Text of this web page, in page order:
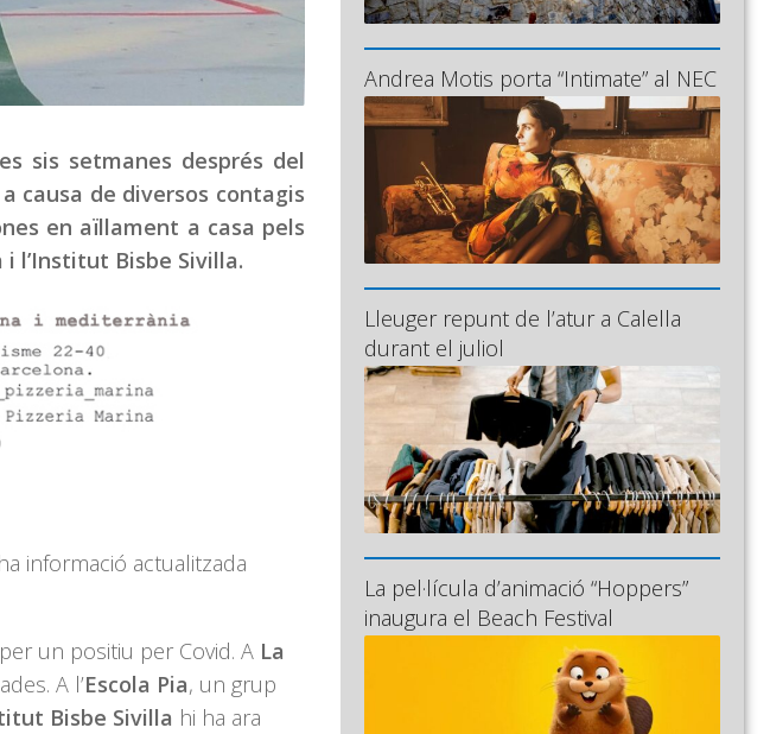
sis setmanes després del
causa de diversos contagis
en aïllament a casa pels
i l’Institut Bisbe Sivilla.
informació actualitzada
un positiu per Covid. A La
A l’Escola Pia, un grup
Bisbe Sivilla hi ha ara
Andrea Motis porta “Intimate” al NEC
Lleuger repunt de l’atur a Calella
durant el juliol
La pel·lícula d’animació “Hoppers”
inaugura el Beach Festival